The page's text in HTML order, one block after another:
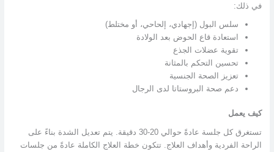
في ذلك:
سلس البول (إجهادي، إلحاحي، أو مختلط)
استعادة قاع الحوض بعد الولادة
تقوية عضلات الجذع
تحسين التحكم بالمثانة
تعزيز الصحة الجنسية
دعم صحة البروستاتا لدى الرجال
كيف يعمل
تستغرق كل جلسة عادةً حوالي 20-30 دقيقة. يتم تعديل الشدة بناءً على
الراحة الفردية وأهداف العلاج. تتكون خطة العلاج الكاملة عادةً من جلسات